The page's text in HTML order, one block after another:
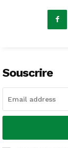
Souscrire